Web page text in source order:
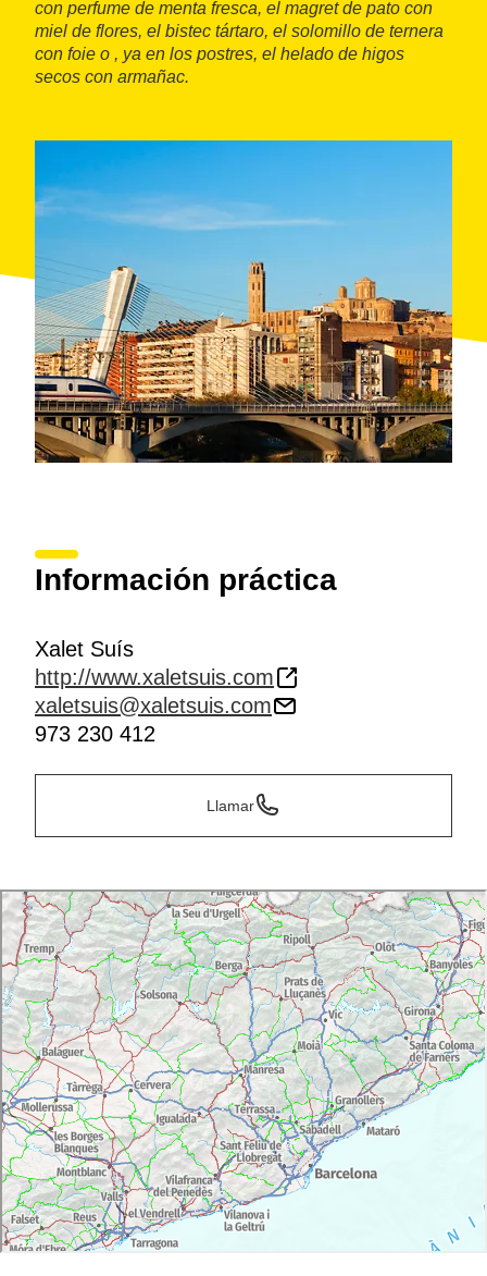
con perfume de menta fresca, el magretde pato con
miel de flores, el bistec tártaro, el solomillo de ternera
con foie o , ya en los postres, el helado de higos
secos con armañac.
Información práctica
Xalet Suís
http://www.xaletsuis.com
xaletsuis@xaletsuis.com
973 230 412
Llamar